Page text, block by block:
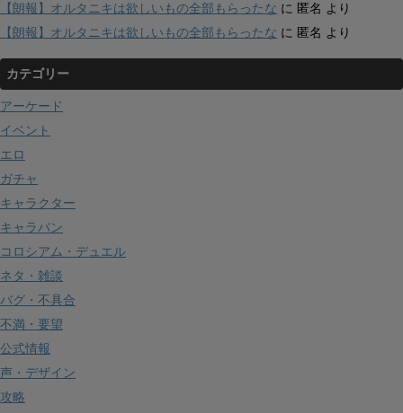
【朗報】オルタニキは欲しいもの全部もらったな に 匿名 より
【朗報】オルタニキは欲しいもの全部もらったな に 匿名 より
カテゴリー
アーケード
イベント
エロ
ガチャ
キャラクター
キャラバン
コロシアム・デュエル
ネタ・雑談
バグ・不具合
不満・要望
公式情報
声・デザイン
攻略